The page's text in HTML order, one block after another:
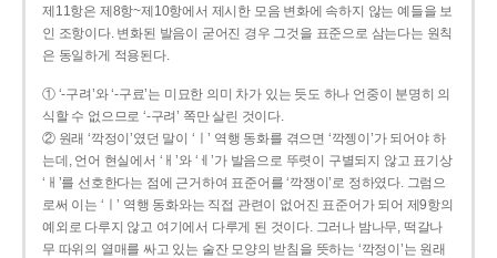
제11항은 제8항~제10항에서 제시한 모음 변화에 속하지 않는 예들을 보
인 조항이다. 변화된 발음이 굳어진 경우 그것을 표준으로 삼는다는 원칙
은 동일하게 적용된다.
① ‘-구려’와 ‘-구료’는 미묘한 의미 차가 있는 듯도 하나 언중이 분명히 의
식할 수 없으므로 ‘-구려’ 쪽만 살린 것이다.
② 원래 ‘깍정이’였던 말이 ‘ㅣ’ 역행 동화를 겪으면 ‘깍젱이’가 되어야 하
는데, 언어 현실에서 ‘ㅐ’와 ‘ㅔ’가 발음으로 뚜렷이 구별되지 않고 표기상
‘ㅐ’를 선호한다는 점에 근거하여 표준어를 ‘깍쟁이’로 정하였다. 그럼으
로써 이는 ‘ㅣ’ 역행 동화와는 직접 관련이 없어진 표준어가 되어 제9항의
예외로 다루지 않고 여기에서 다루게 된 것이다. 그러나 밤나무, 떡갈나
무 따위의 열매를 싸고 있는 술잔 모양의 받침을 뜻하는 ‘깍정이’는 원래